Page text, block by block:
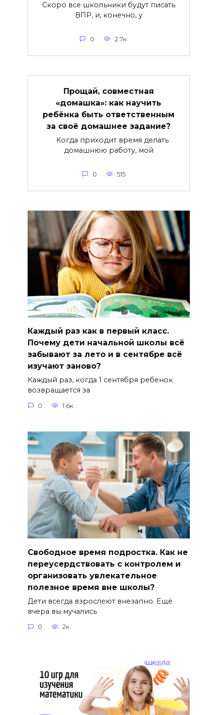
Скоро все школьники будут писать
ВПР, и, конечно, у
0 2.7к.
Прощай, совместная
«домашка»: как научить
ребёнка быть ответственным
за своё домашнее задание?
Когда приходит время делать
домашнюю работу, мой
0 515
Каждый раз как в первый класс.
Почему дети начальной школы всё
забывают за лето и в сентябре всё
изучают заново?
Каждый раз, когда 1 сентября ребёнок
возвращается за
0 1.6к.
Свободное время подростка. Как не
переусердствовать с контролем и
организовать увлекательное
полезное время вне школы?
Дети всегда взрослеют внезапно. Ещё
вчера вы мучались
0 2к.